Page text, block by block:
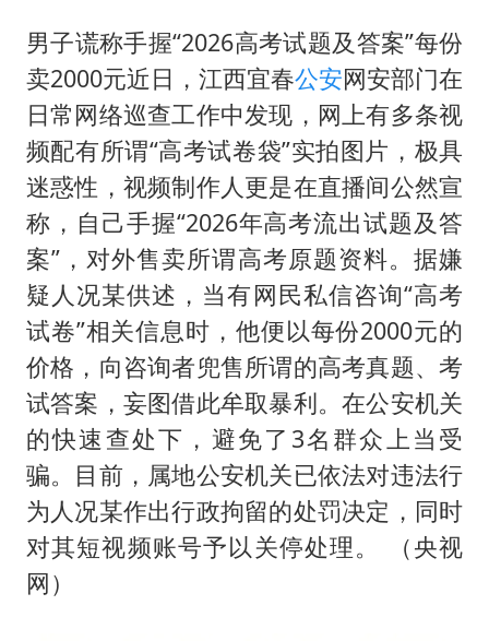
男子谎称手握“2026高考试题及答案”每份
卖2000元近日，江西宜春公安网安部门在
日常网络巡查工作中发现，网上有多条视
频配有所谓“高考试卷袋”实拍图片，极具
迷惑性，视频制作人更是在直播间公然宣
称，自己手握“2026年高考流出试题及答
案”，对外售卖所谓高考原题资料。据嫌
疑人况某供述，当有网民私信咨询“高考
试卷”相关信息时，他便以每份2000元的
价格，向咨询者兜售所谓的高考真题、考
试答案，妄图借此牟取暴利。在公安机关
的快速查处下，避免了3名群众上当受
骗。目前，属地公安机关已依法对违法行
为人况某作出行政拘留的处罚决定，同时
对其短视频账号予以关停处理。 （央视
网）